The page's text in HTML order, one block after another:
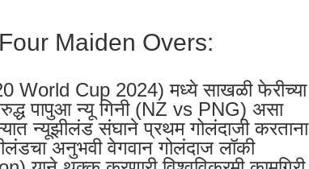
Maiden Overs:
World Cup 2024) मध्ये साखळी फेरीच्या
पापुआ न्यू गिनी (NZ vs PNG) असा
न्यूझीलंड संघाने प्रथम गोलंदाजी करताना
अनुभवी वेगवान गोलंदाज लॉकी